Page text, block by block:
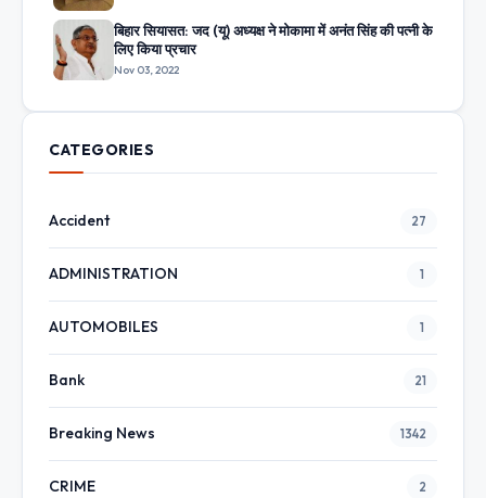
बिहार सियासत: जद (यू) अध्यक्ष ने मोकामा में अनंत सिंह की पत्नी के
लिए किया प्रचार
Nov 03, 2022
CATEGORIES
Accident 27
ADMINISTRATION 1
AUTOMOBILES 1
Bank 21
Breaking News 1342
CRIME 2